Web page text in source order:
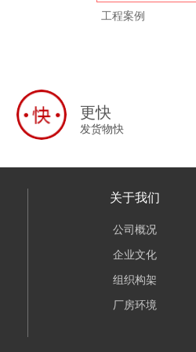
工程案例
更快
发货物快
关于我们
公司概况
企业文化
组织构架
厂房环境